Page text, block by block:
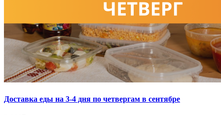
Доставка еды на 3-4 дня по четвергам в сентябре